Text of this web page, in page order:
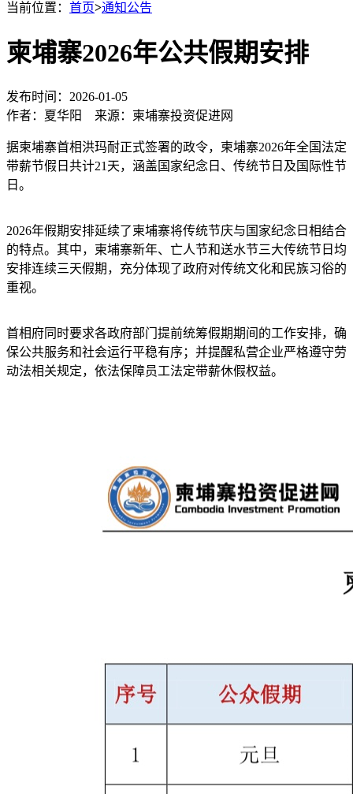
当前位置： 首页>通知公告
柬埔寨2026年公共假期安排
发布时间：2026-01-05
作者：夏华阳 来源：柬埔寨投资促进网
据柬埔寨首相洪玛耐正式签署的政令，柬埔寨2026年全国法定
带薪节假日共计21天，涵盖国家纪念日、传统节日及国际性节
日。
2026年假期安排延续了柬埔寨将传统节庆与国家纪念日相结合
的特点。其中，柬埔寨新年、亡人节和送水节三大传统节日均
安排连续三天假期，充分体现了政府对传统文化和民族习俗的
重视。
首相府同时要求各政府部门提前统筹假期期间的工作安排，确
保公共服务和社会运行平稳有序；并提醒私营企业严格遵守劳
动法相关规定，依法保障员工法定带薪休假权益。